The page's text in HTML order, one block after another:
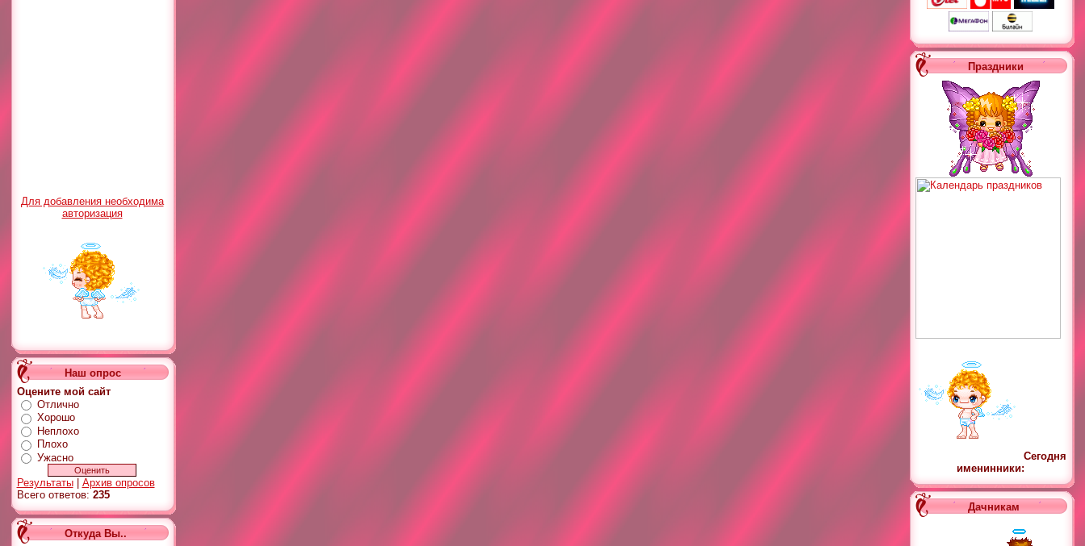
Для добавления необходима
авторизация
Наш опрос
Оцените мой сайт
Отлично
Хорошо
Неплохо
Плохо
Ужасно
Результаты| Архив опросов
Всего ответов: 235
Откуда Вы..
Праздники
Сегодня
именинники:
Дачникам